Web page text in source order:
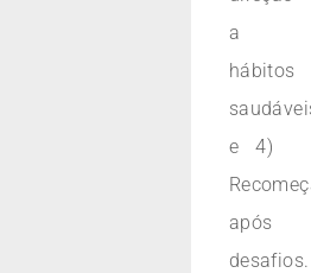
a
hábitos
e 4)
após
desafios.